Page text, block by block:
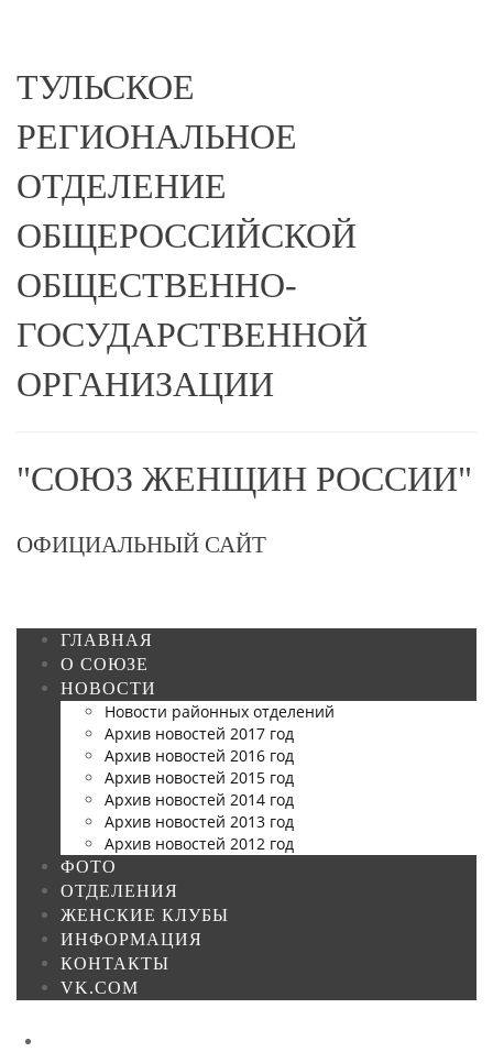
ТУЛЬСКОЕ
РЕГИОНАЛЬНОЕ
ОТДЕЛЕНИЕ
ОБЩЕРОССИЙСКОЙ
ОБЩЕСТВЕННО-
ГОСУДАРСТВЕННОЙ
ОРГАНИЗАЦИИ
"СОЮЗ ЖЕНЩИН РОССИИ"
ОФИЦИАЛЬНЫЙ САЙТ
ГЛАВНАЯ
О СОЮЗЕ
НОВОСТИ
Новости районных отделений
Архив новостей 2017 год
Архив новостей 2016 год
Архив новостей 2015 год
Архив новостей 2014 год
Архив новостей 2013 год
Архив новостей 2012 год
ФОТО
ОТДЕЛЕНИЯ
ЖЕНСКИЕ КЛУБЫ
ИНФОРМАЦИЯ
КОНТАКТЫ
VK.COM